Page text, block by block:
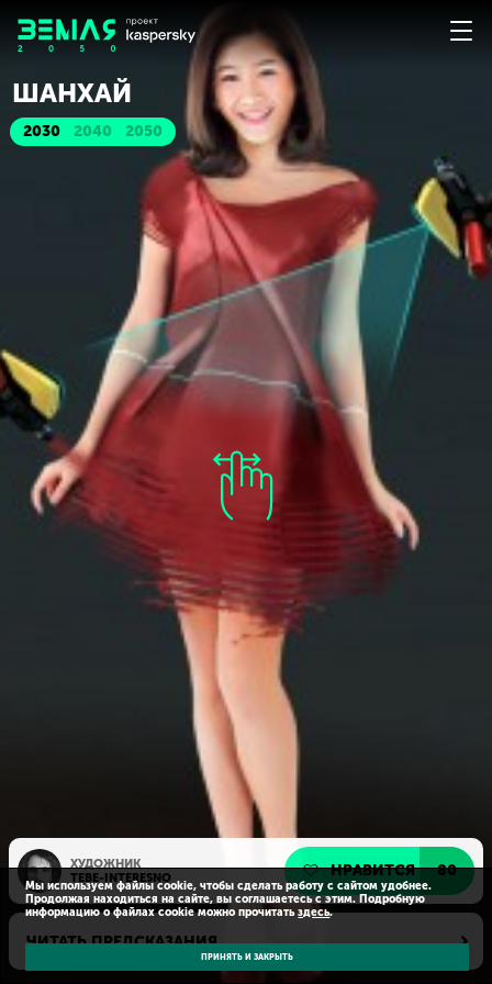
2030 2040 2050
ШАНХАЙ
ХУДОЖНИК
TEBE-INTERESNO
НРАВИТСЯ 80
ЧИТАТЬ ПРЕДСКАЗАНИЯ
Мы используем файлы cookie, чтобы сделать работу с сайтом удобнее.
Продолжая находиться на сайте, вы соглашаетесь с этим. Подробную
информацию о файлах cookie можно прочитатьздесь.
ПРИНЯТЬ И ЗАКРЫТЬ